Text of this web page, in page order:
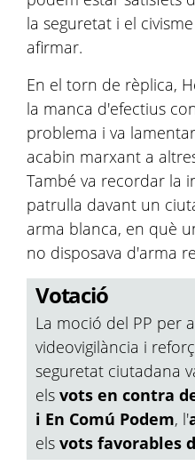
la seguretat i el
afirmar.
En el torn de rèplica,
la manca d'efectius
problema i va
acabin marxant a
També va recordar la
patrulla davant un
arma blanca, en què
no disposava d'arma
Votació
La moció del PP per
videovigilància i
seguretat ciutadana
els vots en contra de
i En Comú Podem, l'
els vots favorables